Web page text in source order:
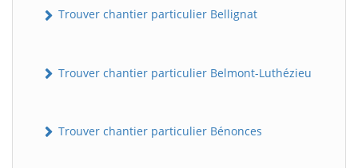
Trouver chantier particulier Bellignat
Trouver chantier particulier Belmont-Luthézieu
Trouver chantier particulier Bénonces